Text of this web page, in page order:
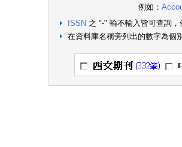
例如：
ISSN 之 "-" 輸不輸入皆可查詢
在資料庫名稱旁列出的數字為個